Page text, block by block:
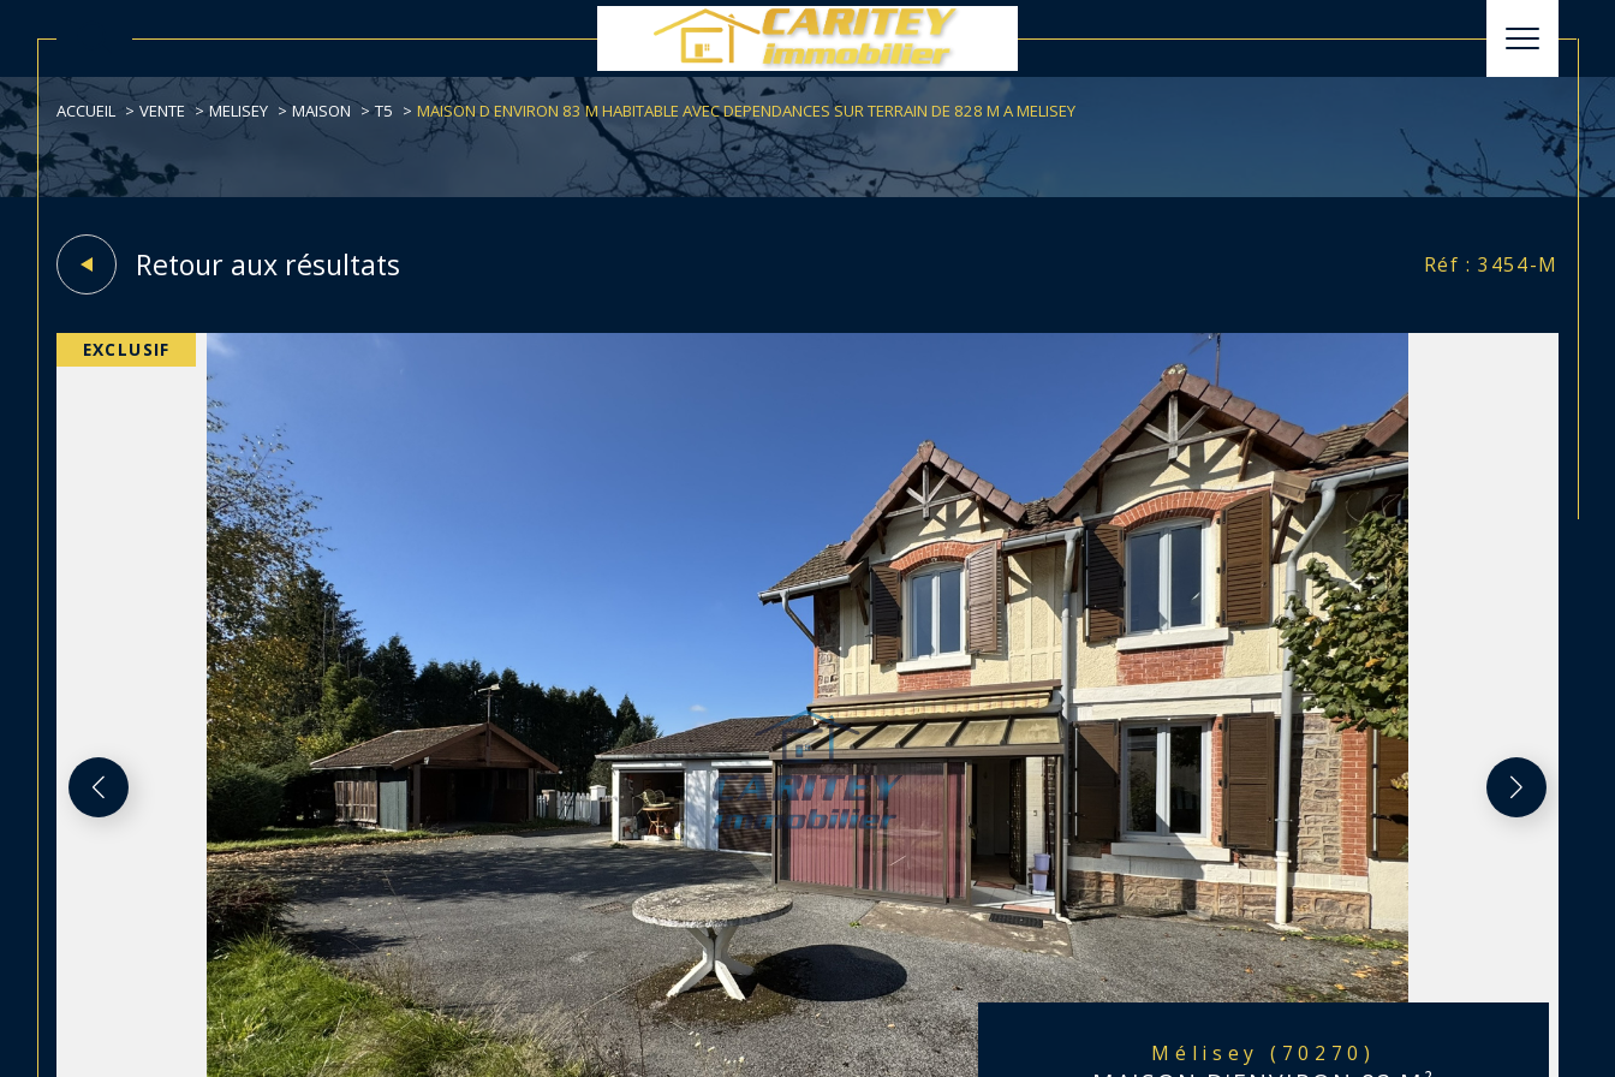
Acheter
de l'ancien Louer Estimer
TYPE DE BIEN 1 1
LOCALISATION BUDGET filtrer
voir les1annonces
Maison 70270 - Mélisey
ACCUEIL VENTE MELISEY MAISON T5 MAISON D ENVIRON 83 M HABITABLE AVEC DEPENDANCES SUR TERRAIN DE 828 M A MELISEY
Retour aux résultats Réf : 3454-M
EXCLUSIF
Mélisey (70270)